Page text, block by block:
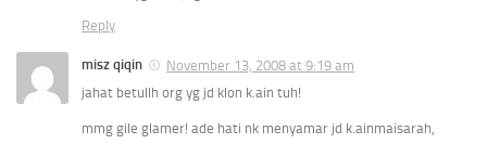
Reply
misz qiqin
November 13, 2008 at 9:19 am
jahat betullh org yg jd klon k.ain tuh!
mmg gile glamer! ade hati nk menyamar jd k.ainmaisarah,